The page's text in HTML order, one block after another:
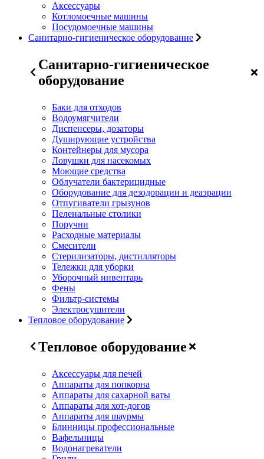
Аксессуары
Котломоечные машины
Посудомоечные машины
Санитарно-гигиеническое оборудование
Санитарно-гигиеническое
оборудование
Баки для отходов
Водоумягчители
Диспенсеры, дозаторы
Душирующие устройства
Контейнеры для мусора
Ловушки для насекомых
Моющие средства
Облучатели бактерицидные
Оборудование для дезодорации и деаэрации
Отпугиватели грызунов
Пеленальные столики
Поручни
Расходные материалы
Смесители
Стерилизаторы, дистилляторы
Тележки для уборки
Уборочный инвентарь
Фены
Фильтр-системы
Электросушители
Тепловое оборудование
Тепловое оборудование
Аксессуары для печей
Аппараты для попкорна
Аппараты для сахарной ваты
Аппараты для хот-догов
Аппараты для шаурмы
Блинницы профессиональные
Вафельницы
Водонагреватели